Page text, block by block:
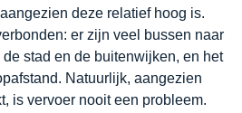
deze relatief hoog is.
er zijn veel bussen naar
stad en de buitenwijken, en het
Natuurlijk, aangezien
is vervoer nooit een probleem.